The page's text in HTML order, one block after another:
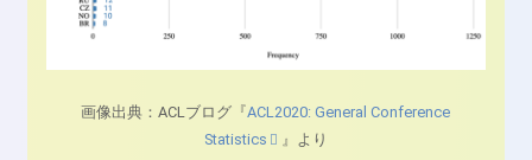
画像出典：ACLブログ『ACL2020: General Conference
Statistics
』より